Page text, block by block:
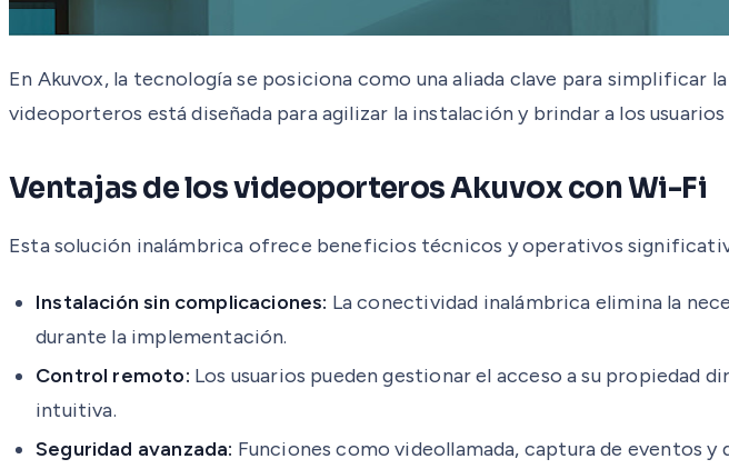
En Akuvox, la tecnología se posiciona como una aliada clave para simplificar
videoporteros está diseñada para agilizar la instalación y brindar a los
Ventajas de los videoporteros Akuvox con Wi-Fi
Esta solución inalámbrica ofrece beneficios técnicos y operativos
Instalación sin complicaciones: La conectividad inalámbrica elimina la
durante la implementación.
Control remoto: Los usuarios pueden gestionar el acceso a su
intuitiva.
Seguridad avanzada: Funciones como videollamada, captura de eventos